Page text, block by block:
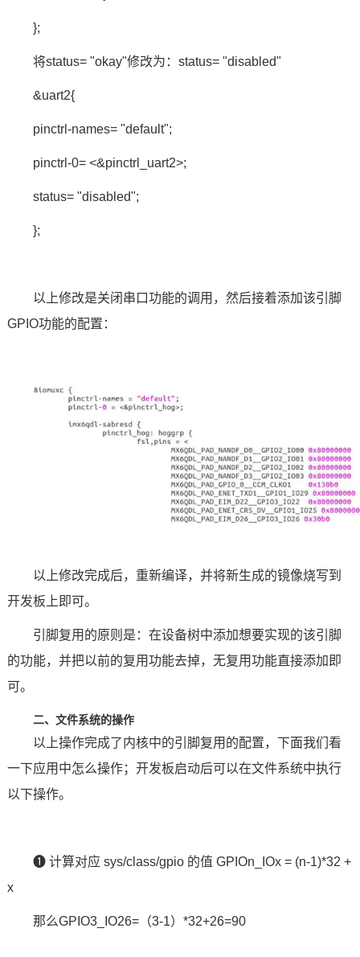
};
将status= "okay"修改为：status= "disabled"
&uart2{
pinctrl-names= "default";
pinctrl-0= <&pinctrl_uart2>;
status= "disabled";
};
以上修改是关闭串口功能的调用，然后接着添加该引脚
GPIO功能的配置：
以上修改完成后，重新编译，并将新生成的镜像烧写到
开发板 上即可。
引脚复用的原则是：在设备树中添加想要实现的该引脚
的功能，并把以前的复用功能去掉，无复用功能直接添加即
可。
二、文件系统的操作
以上操作完成了内核中的引脚复用的配置，下面我们看
一下应用中怎么操作；开发板启动后可以在文件系统中执行
以下操作。
❶ 计算对应 sys/class/gpio 的值 GPIOn_IOx = (n-1)*32 +
x
那么GPIO3_IO26=（3-1）*32+26=90